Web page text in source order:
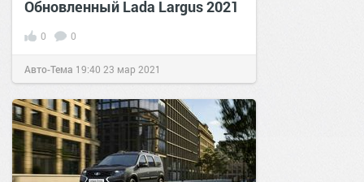
Обновленный Lada Largus 2021
0 0
Авто-Тема 19:40 23 мар 2021